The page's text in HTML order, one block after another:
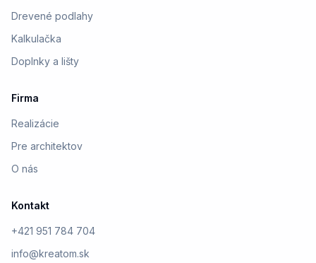
Drevené podlahy
Kalkulačka
Doplnky a lišty
Firma
Realizácie
Pre architektov
O nás
Kontakt
+421 951 784 704
info@kreatom.sk